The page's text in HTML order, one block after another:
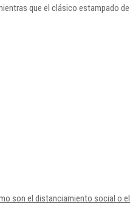
que el clásico estampado de
son el distanciamiento social o el